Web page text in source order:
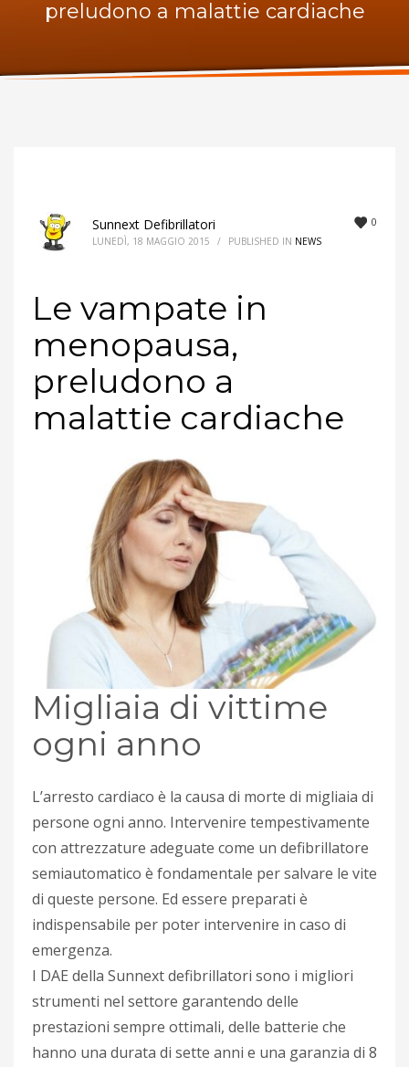
ORARI UFFICIO
Martedi:9am – 6pm
preludono a malattie cardiache
0
Sunnext Defibrillatori
LUNEDÌ, 18 MAGGIO 2015 / PUBLISHED IN NEWS
Le vampate in
menopausa,
preludono a
malattie cardiache
Migliaia di vittime
ogni anno
L’arresto cardiaco è la causa di morte di migliaia di
persone ogni anno. Intervenire tempestivamente
con attrezzature adeguate come un defibrillatore
semiautomatico è fondamentale per salvare le vite
di queste persone. Ed essere preparati è
indispensabile per poter intervenire in caso di
emergenza.
I DAE della Sunnext defibrillatori sono i migliori
strumenti nel settore garantendo delle
prestazioni sempre ottimali, delle batterie che
hanno una durata di sette anni e una garanzia di 8